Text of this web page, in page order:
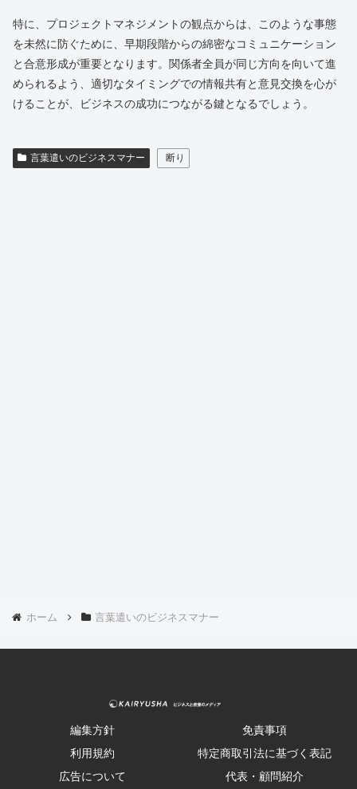
特に、プロジェクトマネジメントの観点からは、このような事態
を未然に防ぐために、早期段階からの綿密なコミュニケーション
と合意形成が重要となります。関係者全員が同じ方向を向いて進
められるよう、適切なタイミングでの情報共有と意見交換を心が
けることが、ビジネスの成功につながる鍵となるでしょう。
言葉遣いのビジネスマナー 断り
ホーム 言葉遣いのビジネスマナー
編集方針
免責事項
利用規約
特定商取引法に基づく表記
広告について
代表・顧問紹介